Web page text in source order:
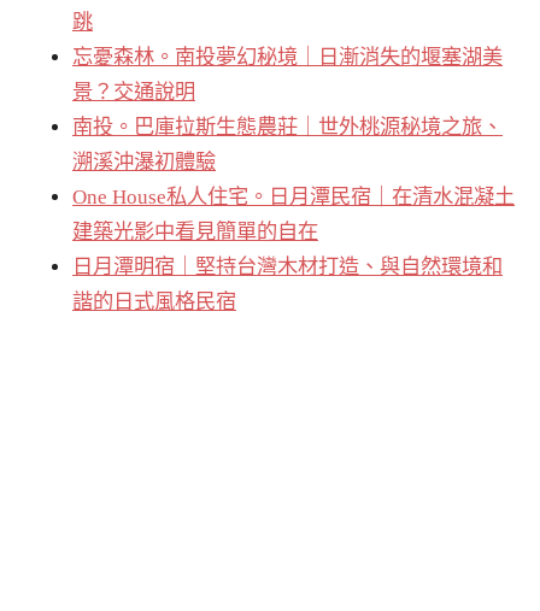
跳
忘憂森林。南投夢幻秘境｜日漸消失的堰塞湖美
景？交通說明
南投。巴庫拉斯生態農莊｜世外桃源秘境之旅、
溯溪沖瀑初體驗
One House私人住宅。日月潭民宿｜在清水混凝土
建築光影中看見簡單的自在
日月潭明宿｜堅持台灣木材打造、與自然環境和
諧的日式風格民宿